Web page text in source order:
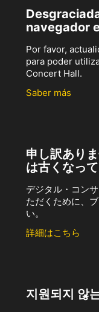
navegador
Por favor,
para poder
Concert Hall.
Saber más
申し訳あり
は古くなっ
デジタル・コン
ただくために、
い。
詳細はこちら
지원되지 않